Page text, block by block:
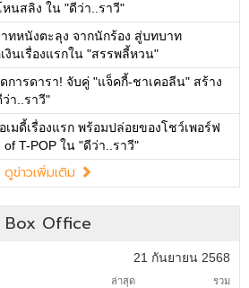
นสลิง ใน "ดีว่า..ราวี"
ทหนังตะลุง จากนักร้อง สู่บทบาท
งินเรื่องแรกใน "สรรพลี้หวน"
ารดารา! จับคู่ "แจ็คกี้-ชาเคอลีน" สร้าง
า..ราวี"
มดี้เรื่องแรก พร้อมปล่อยของโชว์เพอร์ฟ
T-POP ใน "ดีว่า..ราวี"
ดูข่าวเพิ่มเติม
Box Office
21 กันยายน 2568
ล่าสุด รวม